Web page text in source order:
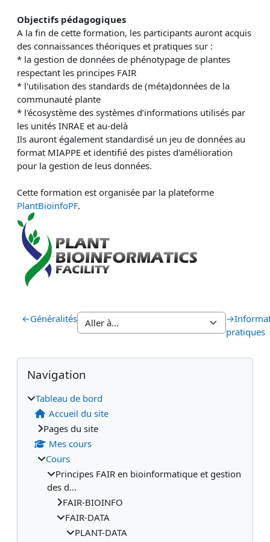
Objectifs pédagogiques
A la fin de cette formation, les participants auront acquis
des connaissances théoriques et pratiques sur :
* la gestion de données de phénotypage de plantes
respectant les principes FAIR
* l'utilisation des standards de (méta)données de la
communauté plante
* l'écosystème des systèmes d’informations utilisés par
les unités INRAE et au-delà
Ils auront également standardisé un jeu de données au
format MIAPPE et identifié des pistes d'amélioration
pour la gestion de leus données.
Cette formation est organisée par la plateforme
PlantBioinfoPF.
←Généralités →
pratiques
Blocs
Blocs supplémentaires
Passer Navigation
Navigation
Tableau de bord
Accueil du site
Pages du site
Mes cours
Cours
Principes FAIR en bioinformatique et gestion
des d...
FAIR-BIOINFO
FAIR-DATA
PLANT-DATA